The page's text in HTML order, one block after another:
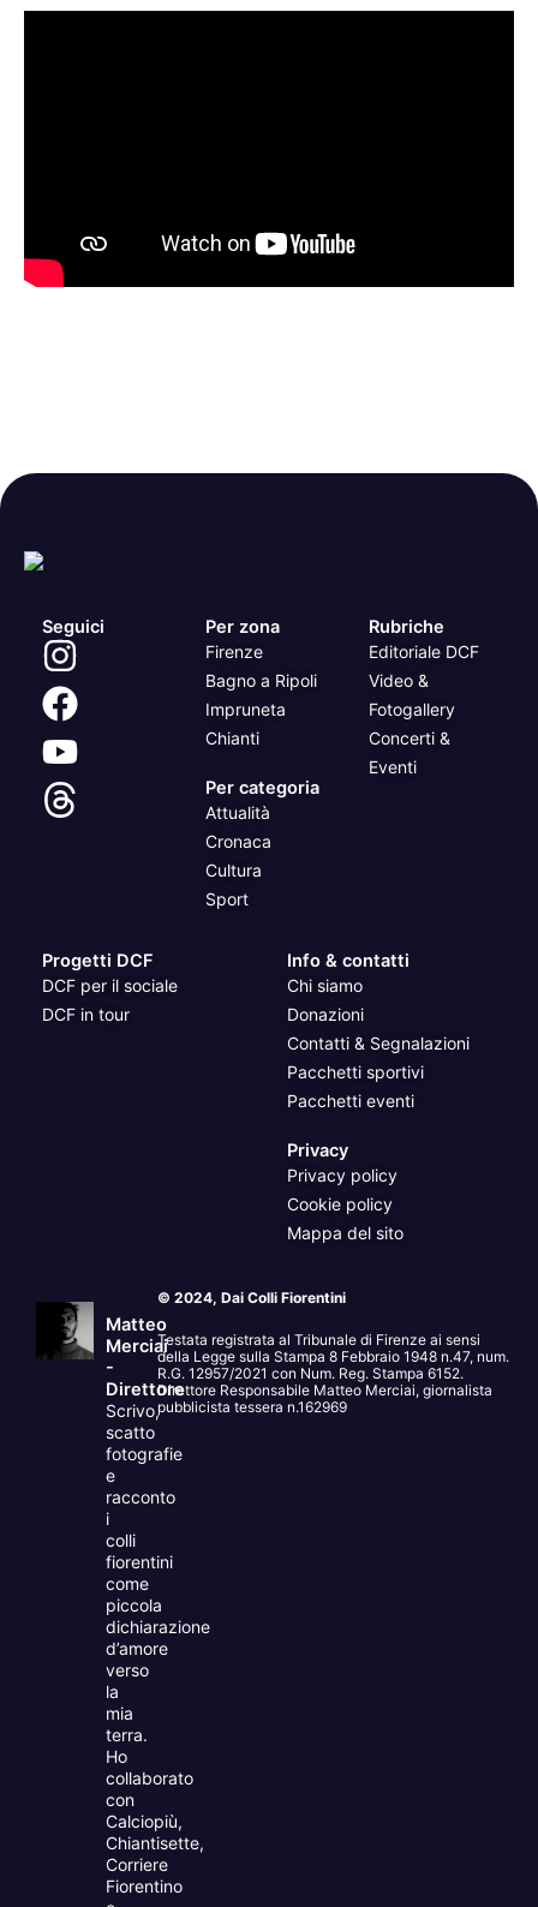
Seguici Per zona
Firenze
Bagno a Ripoli
Impruneta
Chianti
Per categoria
Attualità
Cronaca
Cultura
Sport
Rubriche
Editoriale DCF
Video &
Fotogallery
Concerti &
Eventi
Progetti DCF
DCF per il sociale
DCF in tour
Info & contatti
Chi siamo
Donazioni
Contatti & Segnalazioni
Pacchetti sportivi
Pacchetti eventi
Privacy
Privacy policy
Cookie policy
Mappa del sito
Matteo
Merciai
-
Direttore
Scrivo,
scatto
fotografie
e
racconto
i
colli
fiorentini
come
piccola
dichiarazione
d’amore
verso
la
mia
terra.
Ho
collaborato
con
Calciopiù,
Chiantisette,
Corriere
Fiorentino
© 2024, Dai Colli Fiorentini
Testata registrata al Tribunale di Firenze ai sensi
della Legge sulla Stampa 8 Febbraio 1948 n.47, num.
R.G. 12957/2021 con Num. Reg. Stampa 6152.
Direttore Responsabile Matteo Merciai, giornalista
pubblicista tessera n.162969